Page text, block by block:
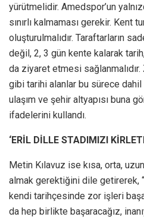
yürütmelidir. Amedspor’un
sınırlı kalmaması gerekir. Kent
oluşturulmalıdır. Taraftarların
değil, 2, 3 gün kente kalarak
da ziyaret etmesi
gibi tarihi alanlar bu sürece
ulaşım ve şehir altyapısı buna
ifadelerini kullandı.
‘ERİL DİLLE STADIMIZI
Metin Kılavuz ise kısa, orta,
almak gerektiğini dile getirerek,
kendi tarihçesinde zor işleri
da hep birlikte başaracağız,